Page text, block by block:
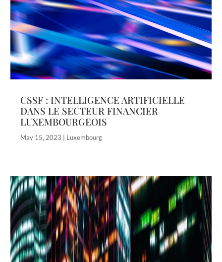
CSSF : INTELLIGENCE ARTIFICIELLE
DANS LE SECTEUR FINANCIER
LUXEMBOURGEOIS
May 15, 2023 Luxembourg